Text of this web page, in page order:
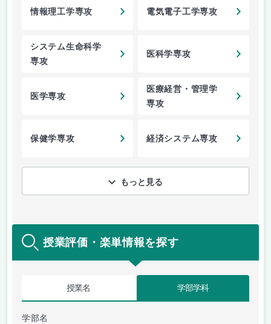
情報理工学専攻 電気電子工学専攻
システム生命科学
専攻
医科学専攻
医学専攻
医療経営・管理学
専攻
保健学専攻 経済システム専攻
もっと見る
授業評価・楽単情報を探す
授業名 学部学科
学部名